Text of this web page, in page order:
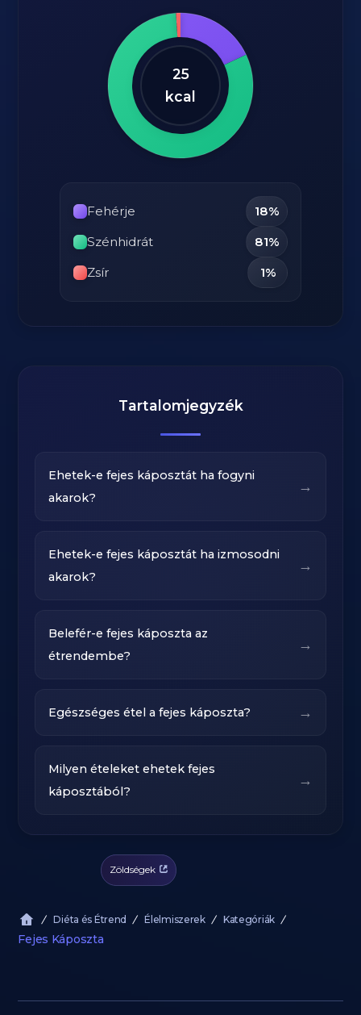
25
kcal
Fehérje
18%
Szénhidrát
81%
Zsír
1%
Tartalomjegyzék
Ehetek-e fejes káposztát ha fogyni
akarok?
→
Ehetek-e fejes káposztát ha izmosodni
akarok?
→
Belefér-e fejes káposzta az
étrendembe?
→
Egészséges étel a fejes káposzta? →
Milyen ételeket ehetek fejes
káposztából?
→
Zöldségek
Diéta és Étrend Élelmiszerek Kategóriák
Fejes Káposzta